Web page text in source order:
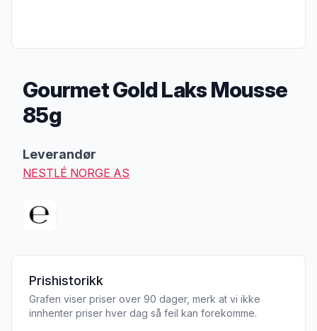
Gourmet Gold Laks Mousse
85g
Leverandør
NESTLÉ NORGE AS
Prishistorikk
Grafen viser priser over 90 dager, merk at vi ikke
innhenter priser hver dag så feil kan forekomme.